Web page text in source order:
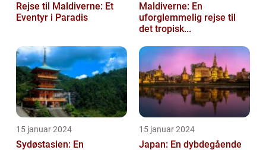
Rejse til Maldiverne: Et
Eventyr i Paradis
Maldiverne: En
uforglemmelig rejse til
det tropisk...
15 januar 2024
Sydøstasien: En
15 januar 2024
Japan: En dybdegående